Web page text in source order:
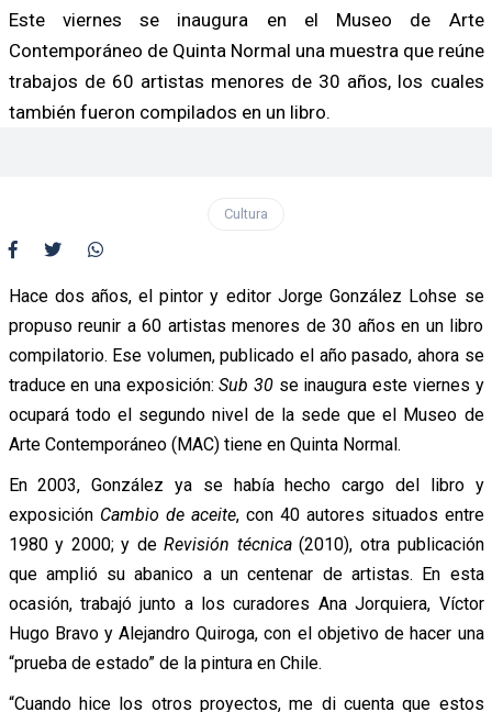
Este viernes se inaugura en el Museo de Arte
Contemporáneo de Quinta Normal una muestra que reúne
trabajos de 60 artistas menores de 30 años, los cuales
también fueron compilados en un libro.
Cultura
Hace dos años, el pintor y editor Jorge González Lohse se
propuso reunir a 60 artistas menores de 30 años en un libro
compilatorio. Ese volumen, publicado el año pasado, ahora se
traduce en una exposición:Sub 30 se inaugura este viernes y
ocupará todo el segundo nivel de la sede que el Museo de
Arte Contemporáneo (MAC) tiene en Quinta Normal.
En 2003, González ya se había hecho cargo del libro y
exposición Cambio de aceite, con 40 autores situados entre
1980 y 2000; y deRevisión técnica(2010), otra publicación
que amplió su abanico a un centenar de artistas. En esta
ocasión, trabajó junto a los curadores Ana Jorquiera, Víctor
Hugo Bravo y Alejandro Quiroga, con el objetivo de hacer una
“prueba de estado” de la pintura en Chile.
“Cuando hice los otros proyectos, me di cuenta que estos